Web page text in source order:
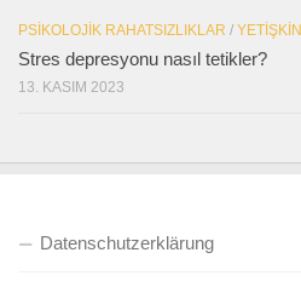
PSIKOLOJIK RAHATSIZLIKLAR / YETIŞKIN
Stres depresyonu nasıl tetikler?
13. KASIM 2023
Datenschutzerklärung